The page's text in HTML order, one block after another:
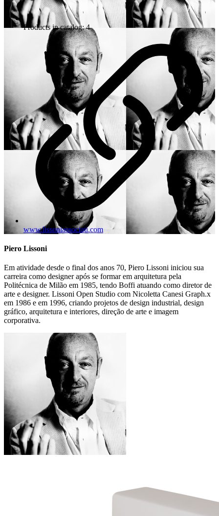
Products in catalog: 4
www.lissoniassociati.com
Piero Lissoni
Em atividade desde o final dos anos 70, Piero Lissoni iniciou sua
carreira como designer após se formar em arquitetura pela
Politécnica de Milão em 1985, tendo Boffi atuando como diretor de
arte e designer. Lissoni Open Studio com Nicoletta Canesi Graph.x
em 1986 e em 1996, criando projetos de design industrial, design
gráfico, arquitetura e interiores, direção de arte e imagem
corporativa.